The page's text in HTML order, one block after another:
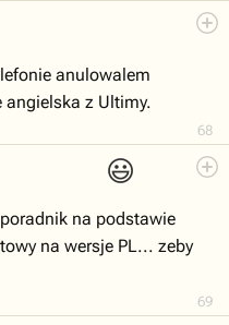
68
anulowalem
z Ultimy.
😃
69
na podstawie
na wersje PL... zeby